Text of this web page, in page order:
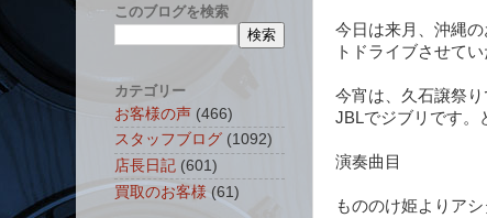
今日は来月、沖縄
トドライブさせてい
今宵は、久石譲祭り
JBLでジブリです。
演奏曲目
もののけ姫よりア
このブログを検索
カテゴリー
お客様の声 (466)
スタッフブログ (1092)
店長日記 (601)
買取のお客様 (61)